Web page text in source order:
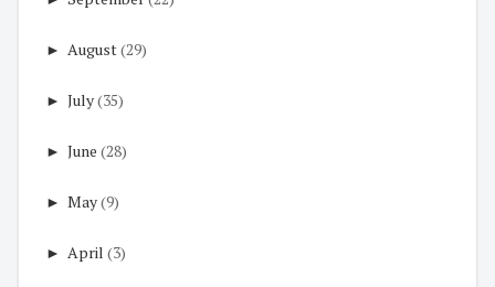
► August(29)
► July(35)
► June (28)
► May(9)
► April (3)